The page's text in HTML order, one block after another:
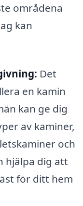
områdena
kan
Det
en kamin
kan ge dig
av kaminer,
och
hjälpa dig att
för ditt hem